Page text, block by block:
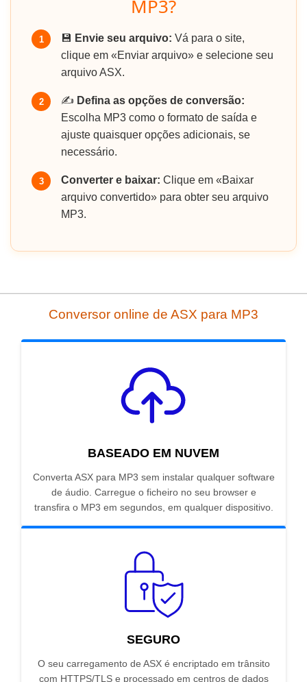
MP3?
1 💾 Envie seu arquivo: Vá para o site,
clique em «Enviar arquivo» e selecione seu
arquivo ASX.
2 ✍️ Defina as opções de conversão:
Escolha MP3 como o formato de saída e
ajuste quaisquer opções adicionais, se
necessário.
3 Converter e baixar: Clique em «Baixar
arquivo convertido» para obter seu arquivo
MP3.
Conversor online de ASX para MP3
BASEADO EM NUVEM
Converta ASX para MP3 sem instalar qualquer software
de áudio. Carregue o ficheiro no seu browser e
transfira o MP3 em segundos, em qualquer dispositivo.
SEGURO
O seu carregamento de ASX é encriptado em trânsito
com HTTPS/TLS e processado em centros de dados